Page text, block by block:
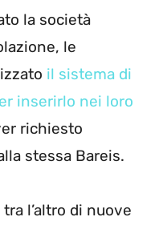
la società
le
il sistema di
inserirlo nei loro
richiesto
stessa Bareis.
l’altro di nuove